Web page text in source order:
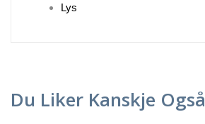
Lys
Du Liker Kanskje Også